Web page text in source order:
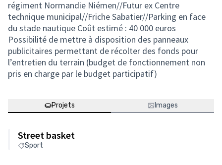
régiment Normandie Niémen//Futur ex Centre
technique municipal//Friche Sabatier//Parking en face
du stade nautique Coût estimé : 40 000 euros
Possibilité de mettre à disposition des panneaux
publicitaires permettant de récolter des fonds pour
l’entretien du terrain (budget de fonctionnement non
pris en charge par le budget participatif)
Projets Images
Street basket
Sport